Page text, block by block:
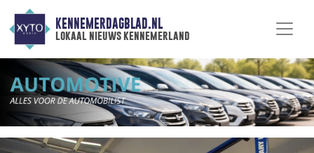
KENNEMERDAGBLAD.NL
lokaal nieuws kennemerland